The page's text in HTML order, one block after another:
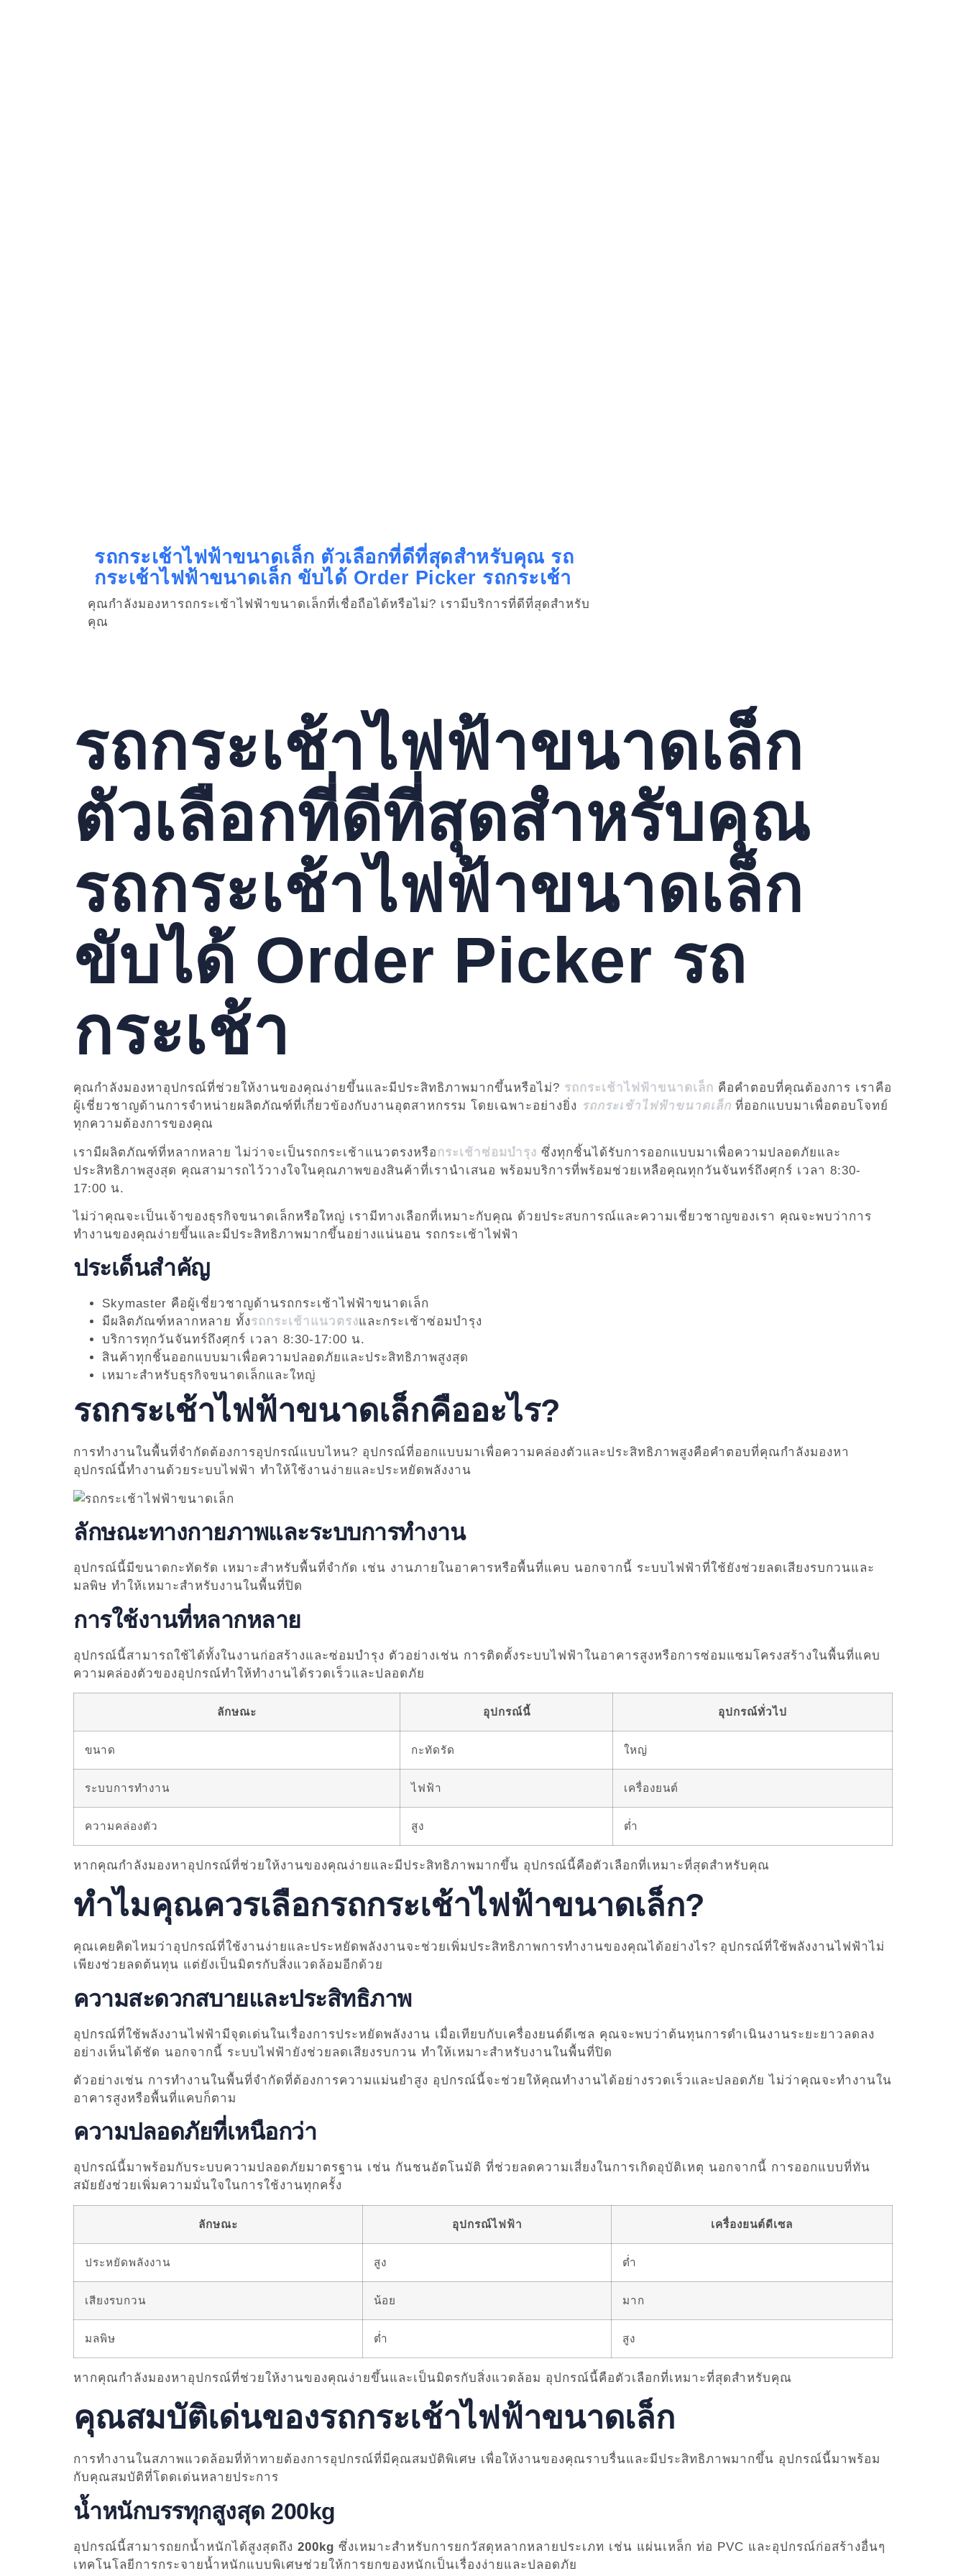
รถกระเช้าไฟฟ้าขนาดเล็ก ตัวเลือกที่ดีที่สุดสำหรับคุณ รถ
กระเช้าไฟฟ้าขนาดเล็ก ขับได้ Order Picker รถกระเช้า
คุณกำลังมองหารถกระเช้าไฟฟ้าขนาดเล็กที่เชื่อถือได้หรือไม่? เรามีบริการที่ดีที่สุดสำหรับ
คุณ
รถกระเช้าไฟฟ้าขนาดเล็ก
ตัวเลือกที่ดีที่สุดสำหรับคุณ
รถกระเช้าไฟฟ้าขนาดเล็ก
ขับได้ Order Picker รถ
กระเช้า
คุณกำลังมองหาอุปกรณ์ที่ช่วยให้งานของคุณง่ายขึ้นและมีประสิทธิภาพมากขึ้นหรือไม่? รถกระเช้าไฟฟ้าขนาดเล็ก คือคำตอบที่คุณต้องการ เราคือ
ผู้เชี่ยวชาญด้านการจำหน่ายผลิตภัณฑ์ที่เกี่ยวข้องกับงานอุตสาหกรรม โดยเฉพาะอย่างยิ่ง รถกระเช้าไฟฟ้าขนาดเล็ก ที่ออกแบบมาเพื่อตอบโจทย์
ทุกความต้องการของคุณ
เรามีผลิตภัณฑ์ที่หลากหลาย ไม่ว่าจะเป็นรถกระเช้าแนวตรงหรือกระเช้าซ่อมบำรุง ซึ่งทุกชิ้นได้รับการออกแบบมาเพื่อความปลอดภัยและ
ประสิทธิภาพสูงสุด คุณสามารถไว้วางใจในคุณภาพของสินค้าที่เรานำเสนอ พร้อมบริการที่พร้อมช่วยเหลือคุณทุกวันจันทร์ถึงศุกร์ เวลา 8:30-
17:00 น.
ไม่ว่าคุณจะเป็นเจ้าของธุรกิจขนาดเล็กหรือใหญ่ เรามีทางเลือกที่เหมาะกับคุณ ด้วยประสบการณ์และความเชี่ยวชาญของเรา คุณจะพบว่าการ
ทำงานของคุณง่ายขึ้นและมีประสิทธิภาพมากขึ้นอย่างแน่นอน รถกระเช้าไฟฟ้า
ประเด็นสำคัญ
Skymaster คือผู้เชี่ยวชาญด้านรถกระเช้าไฟฟ้าขนาดเล็ก
มีผลิตภัณฑ์หลากหลาย ทั้งรถกระเช้าแนวตรงและกระเช้าซ่อมบำรุง
บริการทุกวันจันทร์ถึงศุกร์ เวลา 8:30-17:00 น.
สินค้าทุกชิ้นออกแบบมาเพื่อความปลอดภัยและประสิทธิภาพสูงสุด
เหมาะสำหรับธุรกิจขนาดเล็กและใหญ่
รถกระเช้าไฟฟ้าขนาดเล็กคืออะไร?
การทำงานในพื้นที่จำกัดต้องการอุปกรณ์แบบไหน? อุปกรณ์ที่ออกแบบมาเพื่อความคล่องตัวและประสิทธิภาพสูงคือคำตอบที่คุณกำลังมองหา
อุปกรณ์นี้ทำงานด้วยระบบไฟฟ้า ทำให้ใช้งานง่ายและประหยัดพลังงาน
ลักษณะทางกายภาพและระบบการทำงาน
อุปกรณ์นี้มีขนาดกะทัดรัด เหมาะสำหรับพื้นที่จำกัด เช่น งานภายในอาคารหรือพื้นที่แคบ นอกจากนี้ ระบบไฟฟ้าที่ใช้ยังช่วยลดเสียงรบกวนและ
มลพิษ ทำให้เหมาะสำหรับงานในพื้นที่ปิด
การใช้งานที่หลากหลาย
อุปกรณ์นี้สามารถใช้ได้ทั้งในงานก่อสร้างและซ่อมบำรุง ตัวอย่างเช่น การติดตั้งระบบไฟฟ้าในอาคารสูงหรือการซ่อมแซมโครงสร้างในพื้นที่แคบ
ความคล่องตัวของอุปกรณ์ทำให้ทำงานได้รวดเร็วและปลอดภัย
ลักษณะ อุปกรณ์นี้ อุปกรณ์ทั่วไป
ขนาด กะทัดรัด ใหญ่
ระบบการทำงาน ไฟฟ้า เครื่องยนต์
ความคล่องตัว สูง ต่ำ
หากคุณกำลังมองหาอุปกรณ์ที่ช่วยให้งานของคุณง่ายและมีประสิทธิภาพมากขึ้น อุปกรณ์นี้คือตัวเลือกที่เหมาะที่สุดสำหรับคุณ
ทำไมคุณควรเลือกรถกระเช้าไฟฟ้าขนาดเล็ก?
คุณเคยคิดไหมว่าอุปกรณ์ที่ใช้งานง่ายและประหยัดพลังงานจะช่วยเพิ่มประสิทธิภาพการทำงานของคุณได้อย่างไร? อุปกรณ์ที่ใช้พลังงานไฟฟ้าไม่
เพียงช่วยลดต้นทุน แต่ยังเป็นมิตรกับสิ่งแวดล้อมอีกด้วย
ความสะดวกสบายและประสิทธิภาพ
อุปกรณ์ที่ใช้พลังงานไฟฟ้ามีจุดเด่นในเรื่องการประหยัดพลังงาน เมื่อเทียบกับเครื่องยนต์ดีเซล คุณจะพบว่าต้นทุนการดำเนินงานระยะยาวลดลง
อย่างเห็นได้ชัด นอกจากนี้ ระบบไฟฟ้ายังช่วยลดเสียงรบกวน ทำให้เหมาะสำหรับงานในพื้นที่ปิด
ตัวอย่างเช่น การทำงานในพื้นที่จำกัดที่ต้องการความแม่นยำสูง อุปกรณ์นี้จะช่วยให้คุณทำงานได้อย่างรวดเร็วและปลอดภัย ไม่ว่าคุณจะทำงานใน
อาคารสูงหรือพื้นที่แคบก็ตาม
ความปลอดภัยที่เหนือกว่า
อุปกรณ์นี้มาพร้อมกับระบบความปลอดภัยมาตรฐาน เช่น กันชนอัตโนมัติ ที่ช่วยลดความเสี่ยงในการเกิดอุบัติเหตุ นอกจากนี้ การออกแบบที่ทัน
สมัยยังช่วยเพิ่มความมั่นใจในการใช้งานทุกครั้ง
ลักษณะ อุปกรณ์ไฟฟ้า เครื่องยนต์ดีเซล
ประหยัดพลังงาน สูง ต่ำ
เสียงรบกวน น้อย มาก
มลพิษ ต่ำ สูง
หากคุณกำลังมองหาอุปกรณ์ที่ช่วยให้งานของคุณง่ายขึ้นและเป็นมิตรกับสิ่งแวดล้อม อุปกรณ์นี้คือตัวเลือกที่เหมาะที่สุดสำหรับคุณ
คุณสมบัติเด่นของรถกระเช้าไฟฟ้าขนาดเล็ก
การทำงานในสภาพแวดล้อมที่ท้าทายต้องการอุปกรณ์ที่มีคุณสมบัติพิเศษ เพื่อให้งานของคุณราบรื่นและมีประสิทธิภาพมากขึ้น อุปกรณ์นี้มาพร้อม
กับคุณสมบัติที่โดดเด่นหลายประการ
น้ำหนักบรรทุกสูงสุด 200kg
อุปกรณ์นี้สามารถยกน้ำหนักได้สูงสุดถึง 200kg ซึ่งเหมาะสำหรับการยกวัสดุหลากหลายประเภท เช่น แผ่นเหล็ก ท่อ PVC และอุปกรณ์ก่อสร้างอื่นๆ
เทคโนโลยีการกระจายน้ำหนักแบบพิเศษช่วยให้การยกของหนักเป็นเรื่องง่ายและปลอดภัย